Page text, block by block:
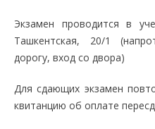
Экзамен проводится в
Ташкентская, 20/1
дорогу, вход со двора)
Для сдающих экзамен
квитанцию об оплате